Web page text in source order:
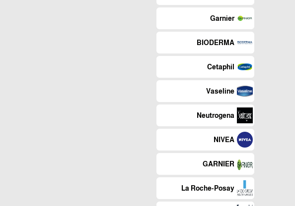
Garnier
BIODERMA
Cetaphil
Vaseline
Neutrogena
NIVEA
GARNIER
La Roche-Posay